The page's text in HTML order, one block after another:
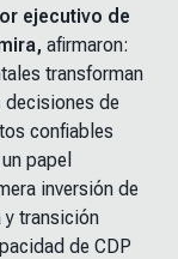
ejecutivo de
afirmaron:
transforman
decisiones de
confiables
papel
inversión de
y transición
de CDP